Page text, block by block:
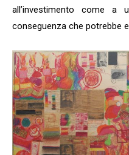
all’investimento come
conseguenza che potrebbe